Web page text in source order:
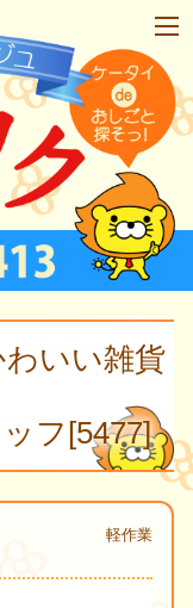
わいい雑貨
フ[5477]
軽作業